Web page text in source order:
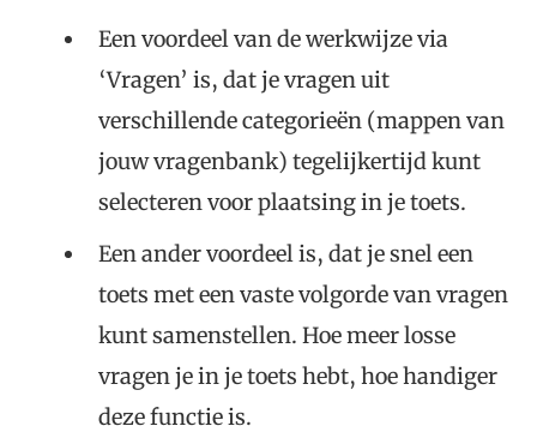
Een voordeel van de werkwijze via
‘Vragen’ is, dat je vragen uit
verschillende categorieën (mappen van
jouw vragenbank) tegelijkertijd kunt
selecteren voor plaatsing in je toets.
Een ander voordeel is, dat je snel een
toets met een vaste volgorde van vragen
kunt samenstellen. Hoe meer losse
vragen je in je toets hebt, hoe handiger
deze functie is.